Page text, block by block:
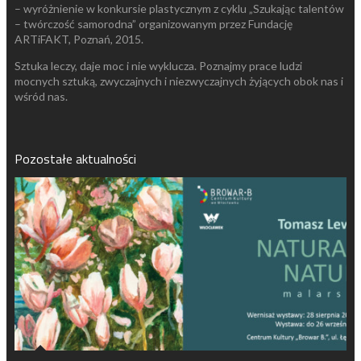
– wyróżnienie w konkursie plastycznym z cyklu „Szukając talentów
– twórczość samorodna” organizowanym przez Fundację
ARTiFAKT, Poznań, 2015.
Sztuka leczy, daje moc i nie wyklucza. Poznajmy prace ludzi
mocnych sztuką, zwyczajnych i niezwyczajnych żyjących obok nas i
wśród nas.
Pozostałe aktualności